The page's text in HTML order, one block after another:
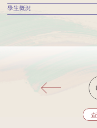
學生概況